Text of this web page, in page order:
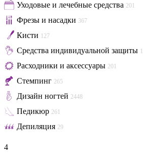
Уходовые и лечебные средства 201
Фрезы и насадки 367
Кисти 127
Средства индивидуальной защиты
Расходники и аксессуары 201
Стемпинг 265
Дизайн ногтей 2448
Педикюр 261
Депиляция 29
4